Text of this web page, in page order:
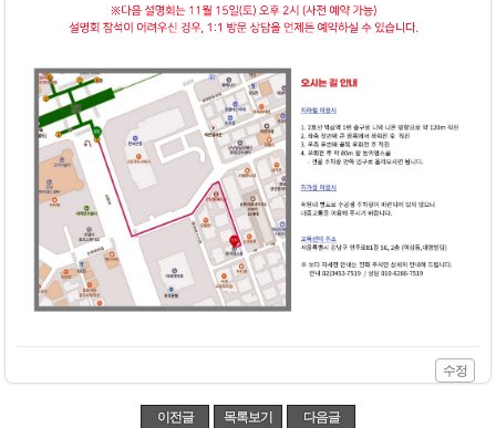
수정
이전글 목록보기 다음글